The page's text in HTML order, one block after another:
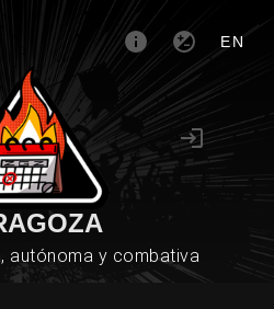
EN
autónoma y combativa